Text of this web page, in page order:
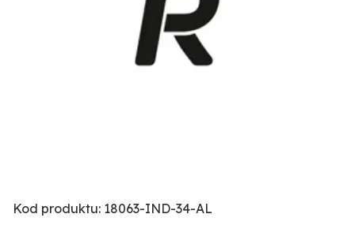
Kod produktu: 18063-IND-34-AL